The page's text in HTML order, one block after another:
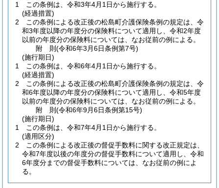
1
この条例は、令和3年4月1日から施行する。
(経過措置)
2
この条例による改正後の松島町介護保険条例の規定は、令
和3年度以降の年度分の保険料について適用し、令和2年度
以前の年度分の保険料については、なお従前の例による。
附 則(令和6年3月6日条例第7号)
(施行期日)
1
この条例は、令和6年4月1日から施行する。
(経過措置)
2
この条例による改正後の松島町介護保険条例の規定は、令
和6年度以降の年度分の保険料について適用し、令和5年度
以前の年度分の保険料については、なお従前の例による。
附 則(令和6年9月6日条例第15号)
(施行期日)
1
この条例は、令和7年4月1日から施行する。
(適用区分)
2
この条例による改正後の督促手数料に関する改正規定は、
令和7年度以後の年度分の督促手数料について適用し、令和
6年度分までの督促手数料については、なお従前の例によ
る。